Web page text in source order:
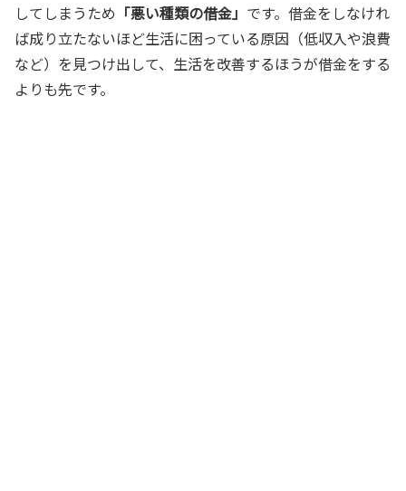
してしまうため 「悪い種類の借金」 です。借金をしなけれ
ば成り立たないほど生活に困っている原因（低収入や浪費
など）を見つけ出して、生活を改善するほうが借金をする
よりも先です。